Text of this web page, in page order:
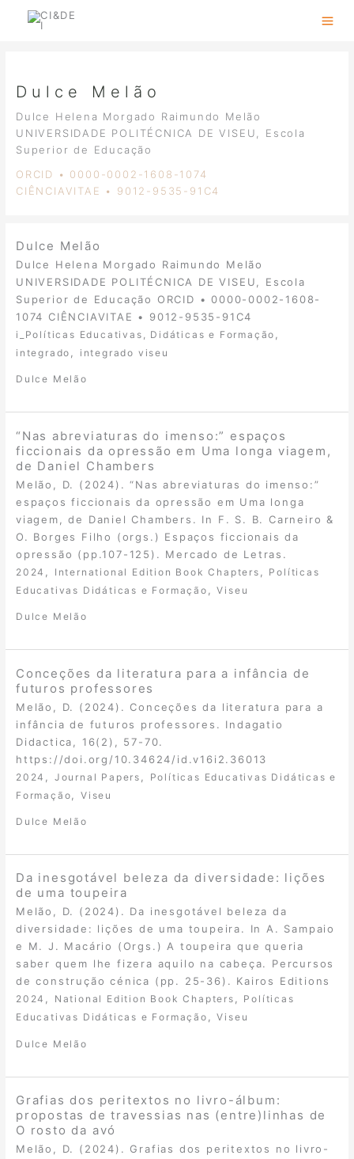
Dulce Melão
Dulce Helena Morgado Raimundo Melão
UNIVERSIDADE POLITÉCNICA DE VISEU, Escola
Superior de Educação
ORCID • 0000-0002-1608-1074
CIÊNCIAVITAE • 9012-9535-91C4
Dulce Melão
Dulce Helena Morgado Raimundo Melão
UNIVERSIDADE POLITÉCNICA DE VISEU, Escola
Superior de Educação ORCID • 0000-0002-1608-
1074 CIÊNCIAVITAE • 9012-9535-91C4
i_Políticas Educativas, Didáticas e Formação
integrado integrado viseu
Dulce Melão
“Nas abreviaturas do imenso:” espaços
ficcionais da opressão em Uma longa viagem,
de Daniel Chambers
Melão, D. (2024). “Nas abreviaturas do imenso:”
espaços ficcionais da opressão em Uma longa
viagem, de Daniel Chambers. In F. S. B. Carneiro &
O. Borges Filho (orgs.) Espaços ficcionais da
opressão (pp.107-125). Mercado de Letras.
2024 International Edition Book Chapters
Políticas
Educativas Didáticas e Formação
,Viseu
Dulce Melão
Conceções da literatura para a infância de
futuros professores
Melão, D. (2024). Conceções da literatura para a
infância de futuros professores. Indagatio
Didactica, 16(2), 57-70.
https://doi.org/10.34624/id.v16i2.36013
2024 Journal Papers
Políticas Educativas Didáticas e
Formação
,Viseu
Dulce Melão
Da inesgotável beleza da diversidade: lições
de uma toupeira
Melão, D. (2024). Da inesgotável beleza da
diversidade: lições de uma toupeira. In A. Sampaio
e M. J. Macário (Orgs.) A toupeira que queria
saber quem lhe fizera aquilo na cabeça. Percursos
de construção cénica (pp. 25-36). Kairos Editions
2024 , National Edition Book Chapters , Políticas
Educativas Didáticas e Formação ,Viseu
Dulce Melão
Grafias dos peritextos no livro-álbum:
propostas de travessias nas (entre)linhas de
O rosto da avó
Melão, D. (2024). Grafias dos peritextos no livro-